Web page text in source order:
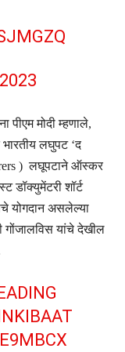
पीएम मोदी म्हणाले,
लघुपट ‘द
) लघूपटाने ऑस्‍कर
डॉक्युमेंटरी शॉर्ट
योगदान असलेल्या
गोंजालविस यांचे देखील